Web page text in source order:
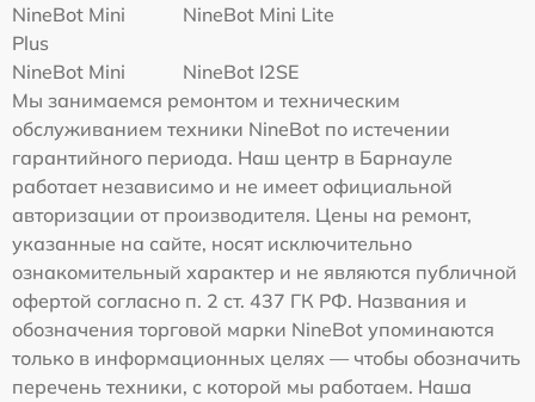
NineBot Mini
Plus
NineBot Mini Lite
NineBot Mini
NineBot I2SE
Мы занимаемся ремонтом и техническим
обслуживанием техники NineBot по истечении
гарантийного периода. Наш центр в Барнауле
работает независимо и не имеет официальной
авторизации от производителя. Цены на ремонт,
указанные на сайте, носят исключительно
ознакомительный характер и не являются публичной
офертой согласно п. 2 ст. 437 ГК РФ. Названия и
обозначения торговой марки NineBot упоминаются
только в информационных целях — чтобы обозначить
перечень техники, с которой мы работаем. Наша